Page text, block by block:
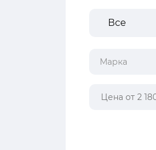
Все
Марка